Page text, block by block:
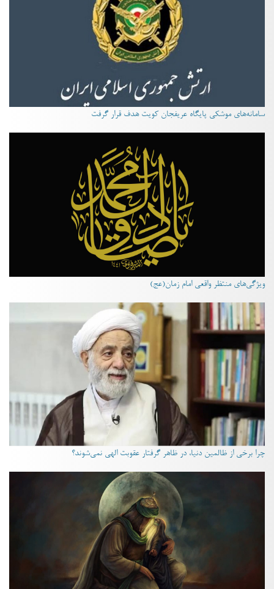
سامانه‌های موشکی پایگاه عریفجان کویت هدف قرار گرفت
ویژگی‌های منتظر واقعی امام زمان(عج)
چرا برخی از ظالمین دنیا، در ظاهر گرفتار عقوبت الهی نمی‌شوند؟